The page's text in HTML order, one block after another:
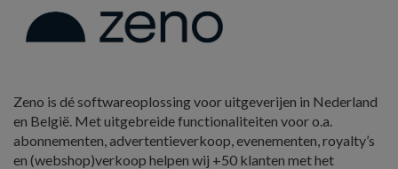
Zeno is dé softwareoplossing voor uitgeverijen in Nederland
en België. Met uitgebreide functionaliteiten voor o.a.
abonnementen, advertentieverkoop, evenementen, royalty’s
en (webshop)verkoop helpen wij +50 klanten met het